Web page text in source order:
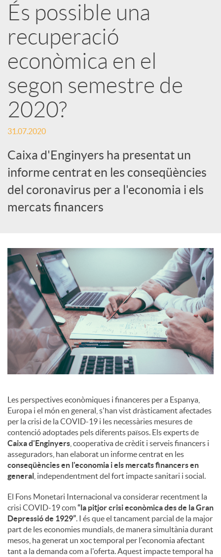
r
x
e
s
S
o
c
i
a
l
s
És possible una
recuperació
econòmica en el
segon semestre de
2020?
31.07.2020
Caixa d'Enginyers ha presentat un
informe centrat en les conseqüències
del coronavirus per a l'economia i els
mercats financers
Les perspectives econòmiques i financeres per a Espanya,
Europa i el món en general, s'han vist dràsticament afectades
per la crisi de la COVID-19 i les necessàries mesures de
contenció adoptades pels diferents països. Els experts de
Caixa d'Enginyers , cooperativa de crèdit i serveis financers i
asseguradors, han elaborat un informe centrat en les
conseqüències en l'economia i els mercats financers en
general , independentment del fort impacte sanitari i social.
El Fons Monetari Internacional va considerar recentment la
crisi COVID-19 com“la pitjor crisi econòmica des de la Gran
Depressió de 1929”. I és que el tancament parcial de la major
part de les economies mundials, de manera simultània durant
mesos, ha generat un xoc temporal per l'economia afectant
tant a la demanda com a l'oferta. Aquest impacte temporal ha